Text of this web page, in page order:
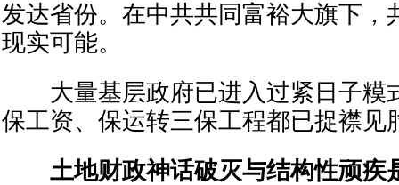
发达省份。在中共共同富裕大旗下，
现实可能。
大量基层政府已进入过紧日子糢
保工资、保运转三保工程都已捉襟见
土地财政神话破灭与结构性顽疾